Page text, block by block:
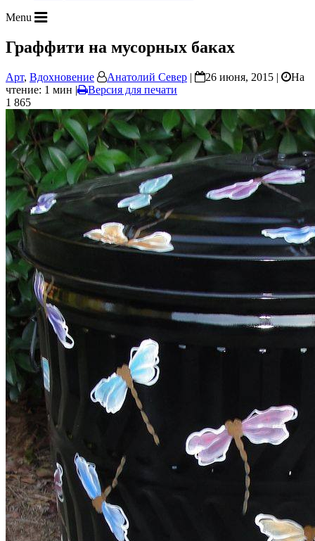
Menu
Граффити на мусорных баках
Арт, Вдохновение Анатолий Север | 26 июня, 2015 |
На
чтение: 1 мин |
Версия для печати
1 865